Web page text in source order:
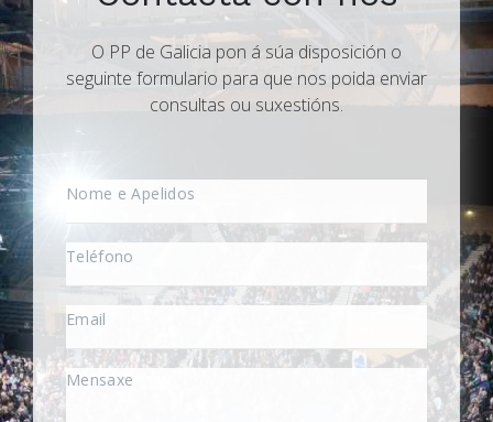
O PP de Galicia pon á súa disposición o
seguinte formulario para que nos poida enviar
consultas ou suxestións.